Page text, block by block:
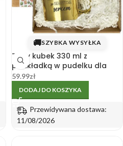
🚚SZYBKA WYSYŁKA
Złoty kubek 330 ml z
podkładką w pudelku dla
babci
59.99zł
DODAJ DO KOSZYKA
Przewidywana dostawa:
11/08/2026